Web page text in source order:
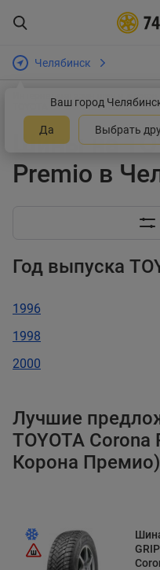
Челябинск
Ваш город
Да Выбрать
Интернет-магазин шин и дисков
Corona Premio
Шины на
Premio в
Год выпуска
1996
1998
2000
Лучшие
TOYOTA
Корона Премио)